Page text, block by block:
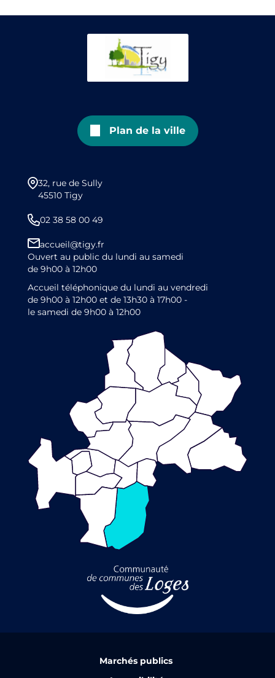
Plan de la ville
32, rue de Sully
45510 Tigy
02 38 58 00 49
accueil@tigy.fr
Ouvert au public du lundi au samedi
de 9h00 à 12h00
Accueil téléphonique du lundi au vendredi
de 9h00 à 12h00 et de 13h30 à 17h00 -
le samedi de 9h00 à 12h00
Marchés publics